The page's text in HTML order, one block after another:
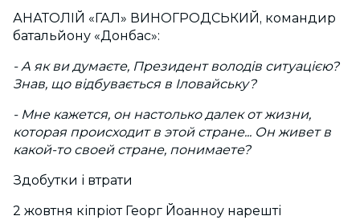
АНАТОЛІЙ «ГАЛ» ВИНОГРОДСЬКИЙ, командир
батальйону «Донбас»:
- А як ви думаєте, Президент володів ситуацією?
Знав, що відбувається в Іловайську?
- Мне кажется, он настолько далек от жизни,
которая происходит в этой стране... Он живет в
какой-то своей стране, понимаете?
Здобутки і втрати
2 жовтня кіпріот Георг Йоанноу нарешті